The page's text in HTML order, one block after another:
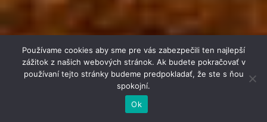
Používame cookies aby sme pre vás zabezpečili ten najlepší
zážitok z našich webových stránok. Ak budete pokračovať v
používaní tejto stránky budeme predpokladať, že ste s ňou
spokojní.
Ok